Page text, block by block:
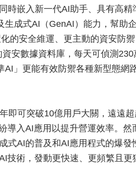
時嵌入新一代AI助手、具有高精
成式AI（GenAI）能力，幫助
的安全維運、更主動的資安防
安數據資料庫，每天可偵測
」更能有效防禦各種新型態網
即可突破10億用戶大關，遠遠
導入AI應用以提升營運效率。然
式AI的普及和AI應用程式的爆發
技術，發動更快速、更頻繁且更